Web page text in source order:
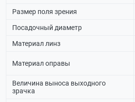
Размер поля зрения
Посадочный диаметр
Материал линз
Материал оправы
Величина выноса выходного
зрачка